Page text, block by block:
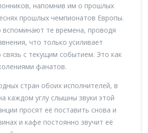
напомнив им о прошлых
прошлых чемпионатов Европы.
вспоминают те времена, проводя
что только усиливает
с текущим событием. Это как
фанатов.
стран обоих исполнителей, в
каждом углу слышны звуки этой
просят её поставить снова и
и кафе постоянно звучит её